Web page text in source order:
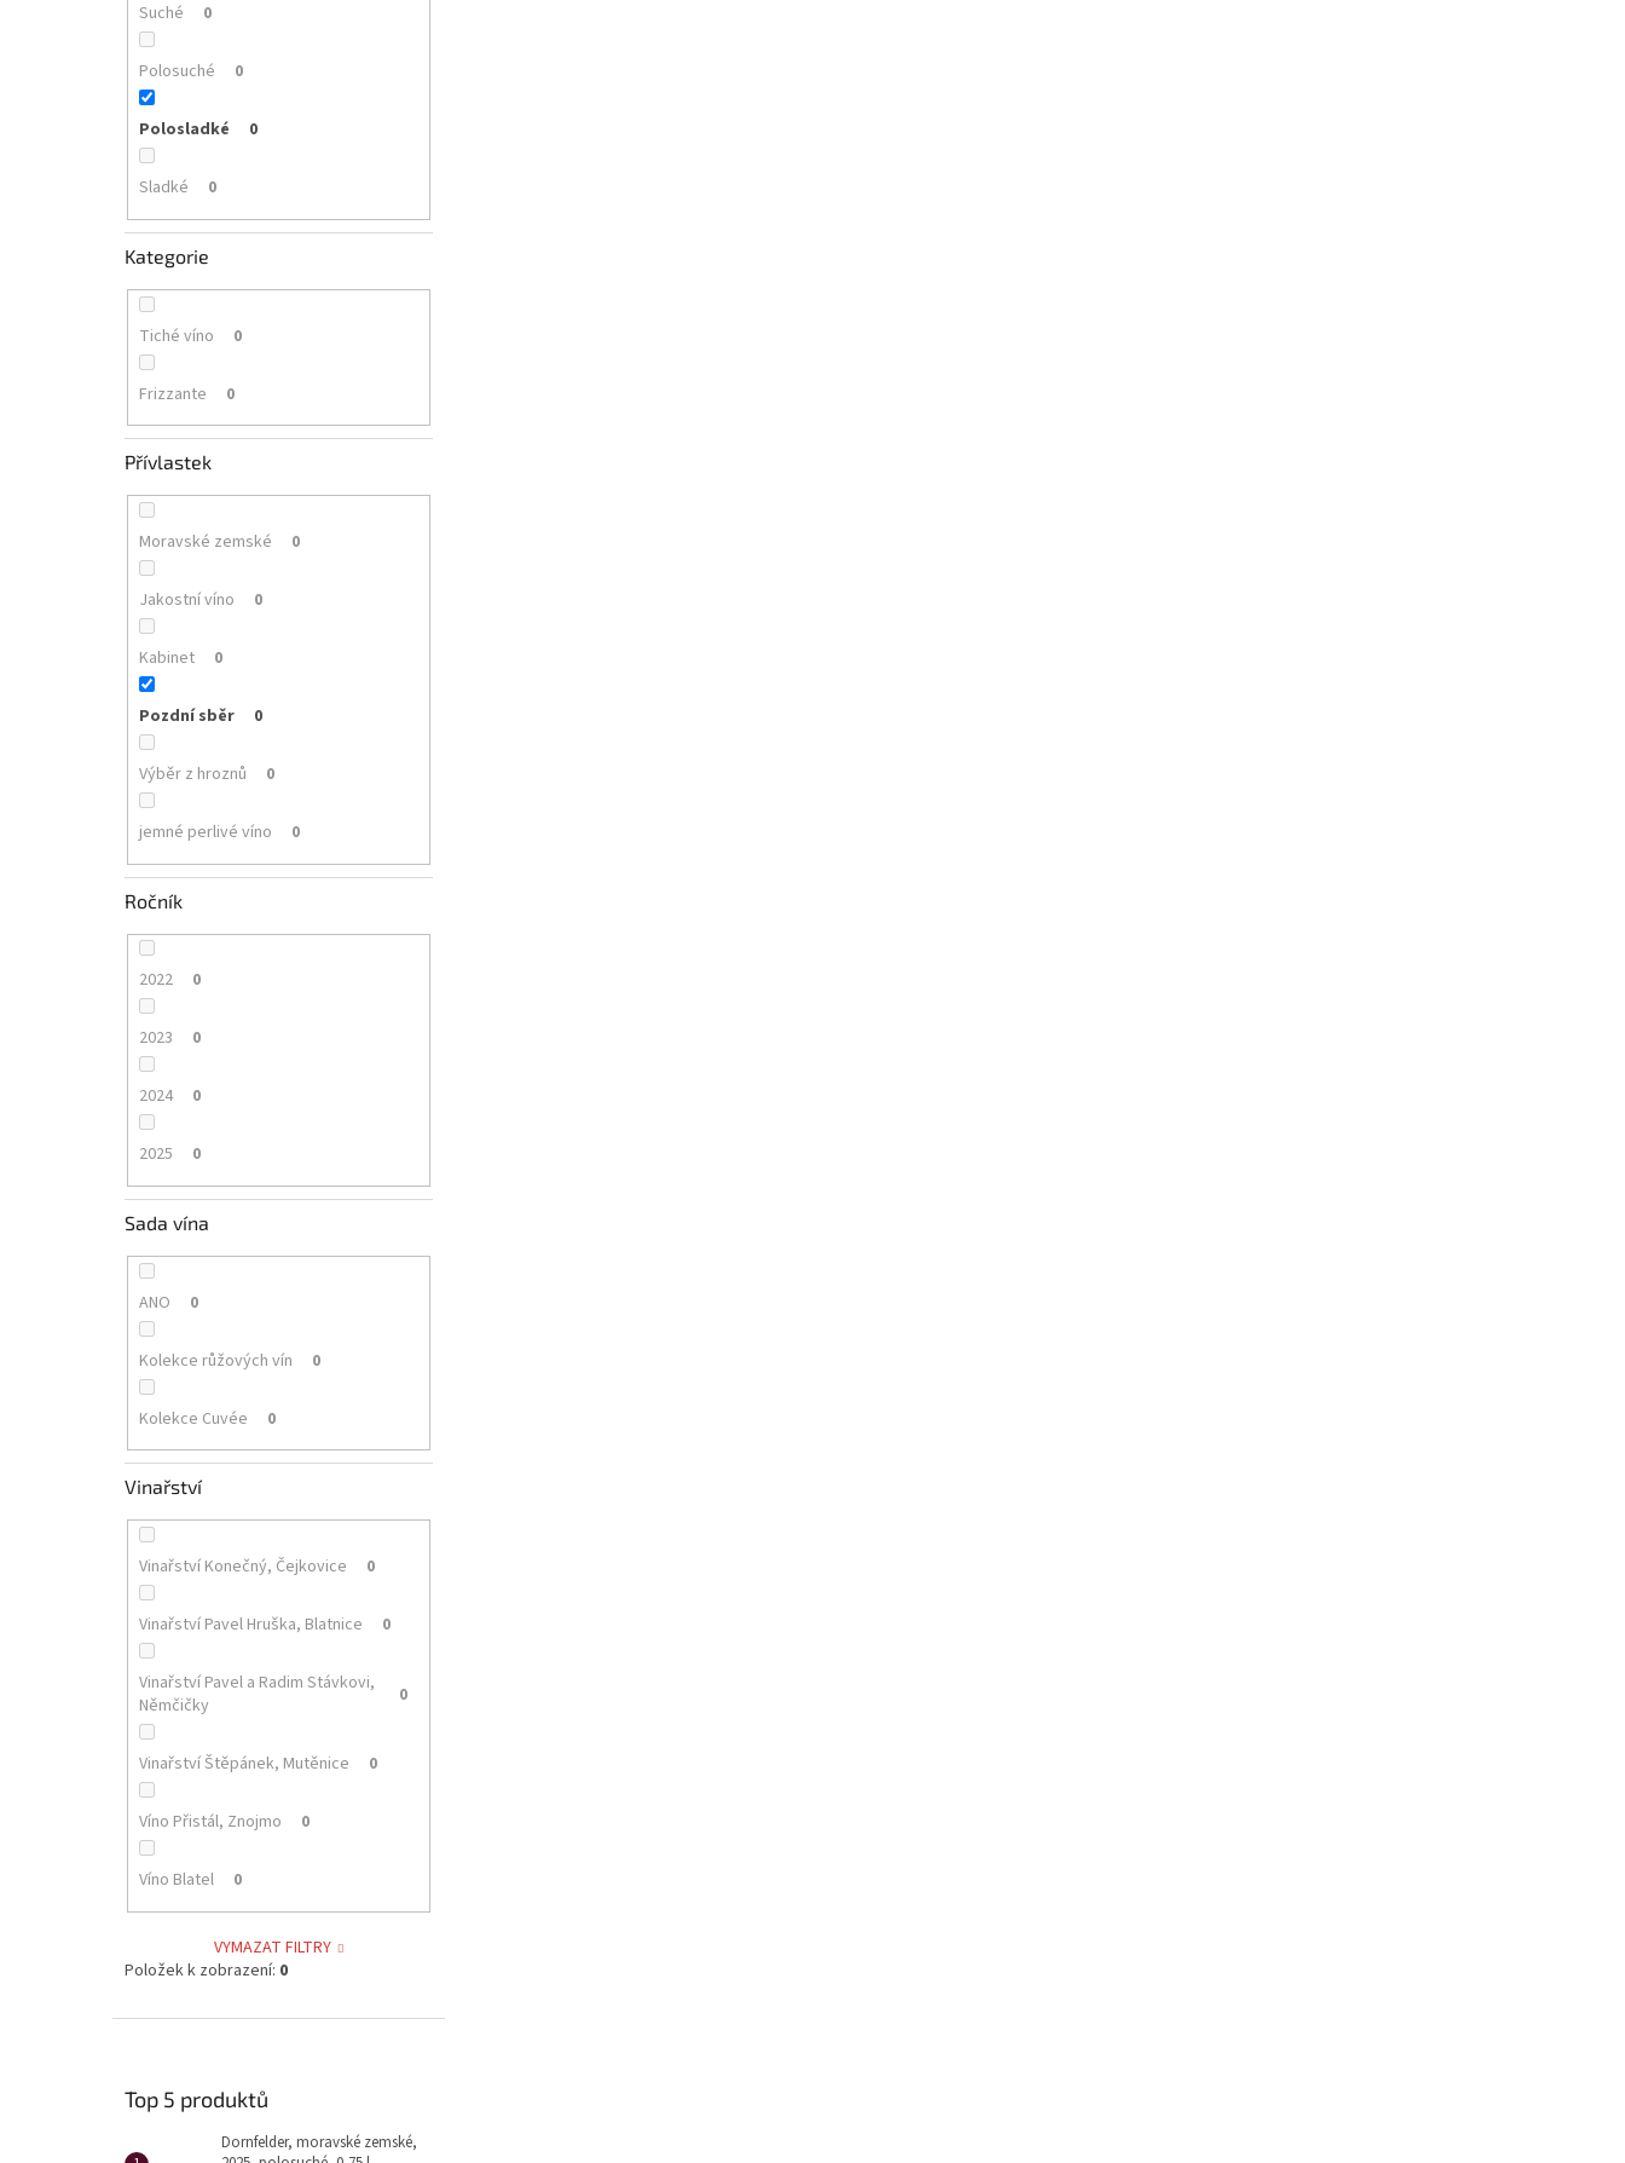
Suché 0
Polosuché 0
Polosladké 0
Sladké 0
Kategorie
Tiché víno 0
Frizzante 0
Přívlastek
Moravské zemské 0
Jakostní víno 0
Kabinet 0
Pozdní sběr 0
Výběr z hroznů 0
jemné perlivé víno 0
Ročník
2022 0
2023 0
2024 0
2025 0
Sada vína
ANO 0
Kolekce růžových vín 0
Kolekce Cuvée 0
Vinařství
Vinařství Konečný, Čejkovice 0
Vinařství Pavel Hruška, Blatnice 0
Vinařství Pavel a Radim Stávkovi,
Němčičky
0
Vinařství Štěpánek, Mutěnice 0
Víno Přistál, Znojmo 0
Víno Blatel 0
VYMAZAT FILTRY
Položek k zobrazení: 0
Top 5 produktů
Dornfelder, moravské zemské,